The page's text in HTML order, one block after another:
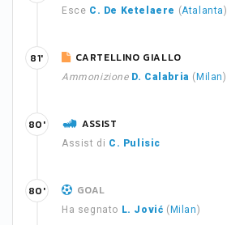
Esce C. De Ketelaere (Atalanta)
CARTELLINO GIALLO
Ammonizione D. Calabria ( Milan)
81'
ASSIST
Assist di C. Pulisic
80'
GOAL
Ha segnato L. Jović ( Milan)
80'